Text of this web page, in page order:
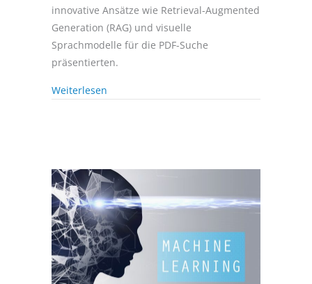
innovative Ansätze wie Retrieval-Augmented
Generation (RAG) und visuelle
Sprachmodelle für die PDF-Suche
präsentierten.
Weiterlesen